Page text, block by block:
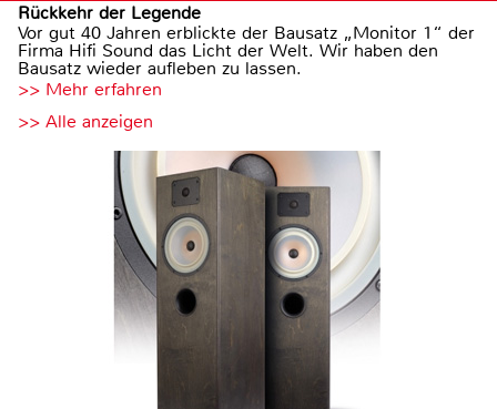
Rückkehr der Legende
Vor gut 40 Jahren erblickte der Bausatz „Monitor 1“ der
Firma Hifi Sound das Licht der Welt. Wir haben den
Bausatz wieder aufleben zu lassen.
>> Mehr erfahren
>> Alle anzeigen